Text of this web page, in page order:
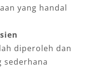
yang handal
diperoleh dan
sederhana